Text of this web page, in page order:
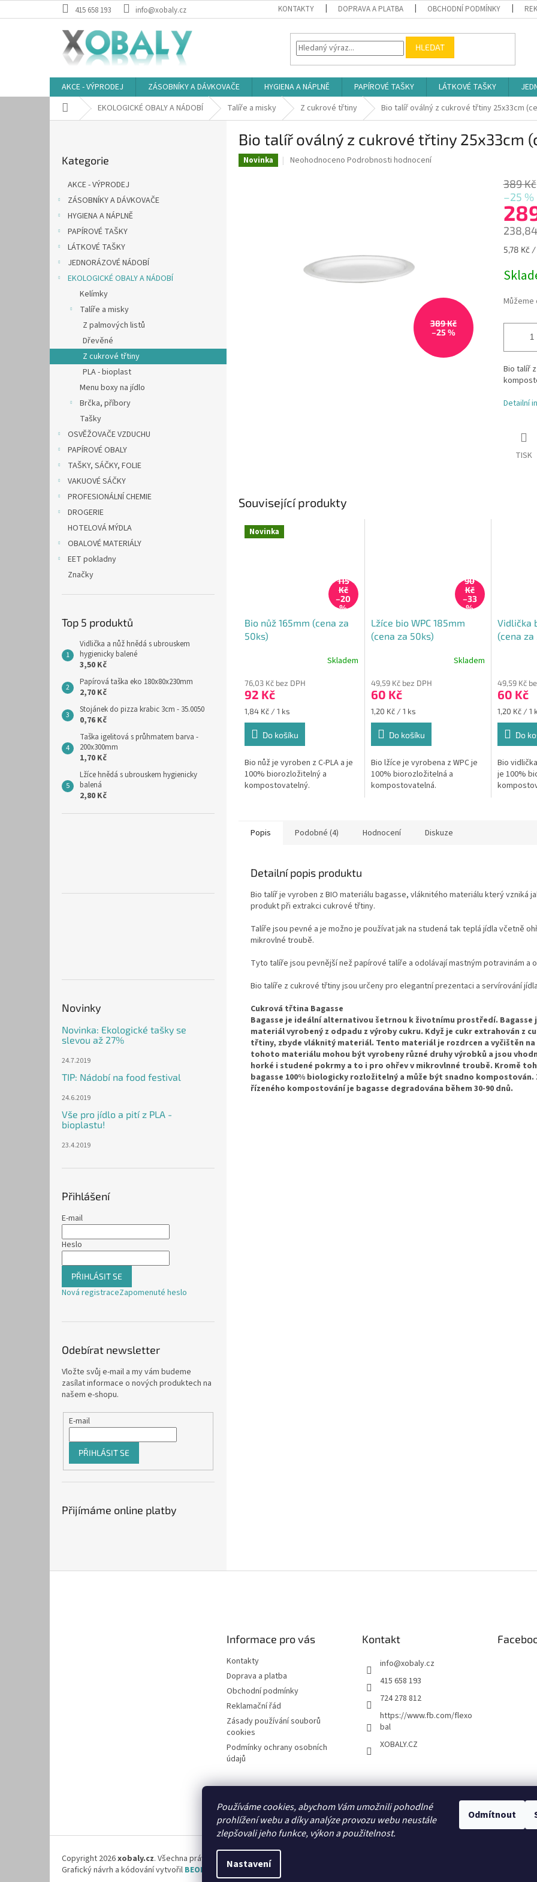
Používáme cookies, abychom Vám umožnili pohodlné
prohlížení webu a díky analýze provozu webu neustále
zlepšovali jeho funkce, výkon a použitelnost.
Nastavení
Odmítnout
na
415 658 193 info@xobaly.cz KONTAKTY DOPRAVA A PLATBA OBCHODNÍ PODMÍNKY
HLEDAT
AKCE - VÝPRODEJ ZÁSOBNÍKY A DÁVKOVAČE HYGIENA A NÁPLNĚ PAPÍROVÉ TAŠKY LÁTKOVÉ TAŠKY
Domů EKOLOGICKÉ OBALY A NÁDOBÍ Talíře a misky Z cukrové třtiny Bio talíř oválný z cukrové třtiny 25x33cm
kategorie
Kategorie
AKCE - VÝPRODEJ
ZÁSOBNÍKY A DÁVKOVAČE
HYGIENA A NÁPLNĚ
PAPÍROVÉ TAŠKY
LÁTKOVÉ TAŠKY
JEDNORÁZOVÉ NÁDOBÍ
EKOLOGICKÉ OBALY A NÁDOBÍ
Kelímky
Talíře a misky
Z palmových listů
Dřevěné
Z cukrové třtiny
PLA - bioplast
Menu boxy na jídlo
Brčka, příbory
Tašky
OSVĚŽOVAČE VZDUCHU
PAPÍROVÉ OBALY
TAŠKY, SÁČKY, FOLIE
VAKUOVÉ SÁČKY
PROFESIONÁLNÍ CHEMIE
DROGERIE
HOTELOVÁ MÝDLA
OBALOVÉ MATERIÁLY
EET pokladny
Značky
Top 5 produktů
Vidlička a nůž hnědá s ubrouskem
hygienicky balené
3,50 Kč
Papírová taška eko 180x80x230mm
2,70 Kč
Stojánek do pizza krabic 3cm - 35.0050
0,76 Kč
Taška igelitová s průhmatem barva -
200x300mm
1,70 Kč
Lžíce hnědá s ubrouskem hygienicky
balená
2,80 Kč
Novinky
Novinka: Ekologické tašky se
slevou až 27%
24.7.2019
TIP: Nádobí na food festival
24.6.2019
Vše pro jídlo a pití z PLA -
bioplastu!
23.4.2019
Přihlášení
E-mail
Heslo
PŘIHLÁSIT SE
Nová registraceZapomenuté heslo
Odebírat newsletter
Vložte svůj e-mail a my vám budeme
zasílat informace o nových produktech na
našem e-shopu.
E-mail
PŘIHLÁSIT SE
Přijímáme online platby
Bio talíř oválný z cukrové třtiny 25x33cm
Novinka
Průměrné
Neohodnoceno Podrobnosti hodnocení
389 Kč
–25 %
389 Kč
–25 %
Měrná
5,78 Kč /
Bio talíř
Detailní
TISK
Související produkty
Novinka
115
Kč
–20
%
Bio nůž 165mm (cena za
50ks)
Skladem
76,03 Kč bez DPH
92 Kč
Měrná
cena:
1,84 Kč / 1 ks
Do košíku
Bio nůž je vyroben z C-PLA a je
100% biorozložitelný a
kompostovatelný.
90
Kč
–33
%
Lžíce bio WPC 185mm
(cena za 50ks)
Skladem
49,59 Kč bez DPH
60 Kč
Měrná
cena:
1,20 Kč / 1 ks
Do košíku
Bio lžíce je vyrobena z WPC je
100% biorozložitelná a
kompostovatelná.
Vidlička
(cena za
49,59 Kč
60 Kč
Měrná
cena:
1,20 Kč / 1
Do
Bio
je 100%
Popis Podobné (4) Hodnocení Diskuze
Detailní popis produktu
Bio talíř je vyroben z BIO materiálu bagasse, vláknitého materiálu který vzniká
produkt při extrakci cukrové třtiny.
Talíře jsou pevné a je možno je používat jak na studená tak teplá jídla včetně
mikrovlné troubě.
Tyto talíře jsou pevnější než papírové talíře a odolávají mastným potravinám a
Bio talíře z cukrové třtiny jsou určeny pro elegantní prezentaci a servírování
Cukrová třtina Bagasse
Bagasse je ideální alternativou šetrnou k životnímu prostředí. Bagasse
materiál vyrobený z odpadu z výroby cukru. Když je cukr extrahován z
třtiny, zbyde vláknitý materiál. Tento materiál je rozdrcen a vyčištěn na
tohoto materiálu mohou být vyrobeny různé druhy výrobků a jsou
horké i studené pokrmy a to i pro ohřev v mikrovlnné troubě. Kromě
bagasse 100% biologicky rozložitelný a může být snadno kompostován.
řízeného kompostování je bagasse degradována během 30-90 dnů.
Informace pro vás
Kontakty
Doprava a platba
Obchodní podmínky
Reklamační řád
Zásady používání souborů
cookies
Podmínky ochrany osobních
údajů
Kontakt
info@xobaly.cz
415 658 193
724 278 812
https://www.fb.com/flexo
bal
XOBALY.CZ
FLEXOBAL KATRIN
Copyright 2026xobaly.cz. Všechna práva vyhrazena.
Grafický návrh a kódování vytvořil BEOM.cz